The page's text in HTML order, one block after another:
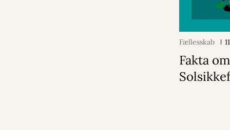
Fællesskab
Fakta om